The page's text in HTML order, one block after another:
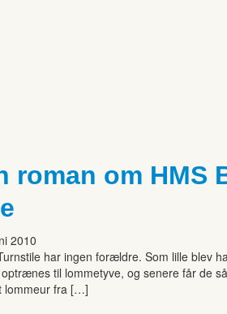
roman om
2010
har ingen forældre. Som lille blev
til lommetyve, og senere får de
lommeur fra […]